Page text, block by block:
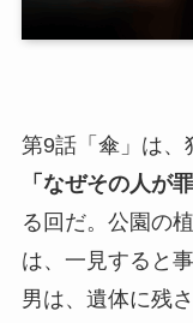
第9話「傘」は、
「なぜその人が
る回だ。公園の
は、一見すると
男は、遺体に残